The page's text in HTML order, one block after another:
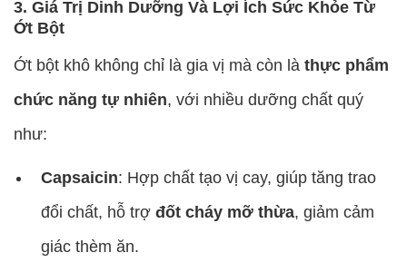
3. Giá Trị Dinh Dưỡng Và Lợi Ích Sức Khỏe Từ
Ớt Bột
Ớt bột khô không chỉ là gia vị mà còn là thực phẩm
chức năng tự nhiên, với nhiều dưỡng chất quý
như:
Capsaicin: Hợp chất tạo vị cay, giúp tăng trao
đổi chất, hỗ trợ đốt cháy mỡ thừa, giảm cảm
giác thèm ăn.